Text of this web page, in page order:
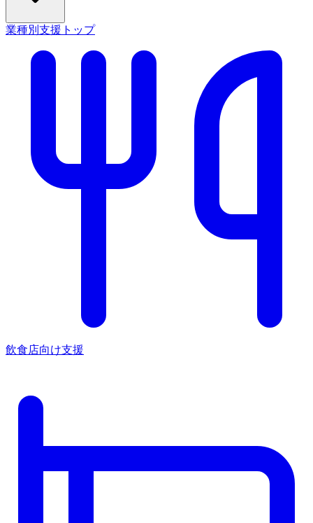
業種別支援トップ
飲食店向け支援